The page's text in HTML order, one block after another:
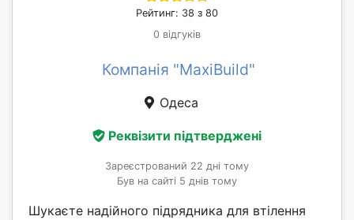
Рейтинг: 38 з 80
0 відгуків
Компанія "MaxiBuild"
Одеса
Реквізити підтверджені
Зареєстрований 22 дні тому
Був на сайті 5 днів тому
Шукаєте надійного підрядника для втілення